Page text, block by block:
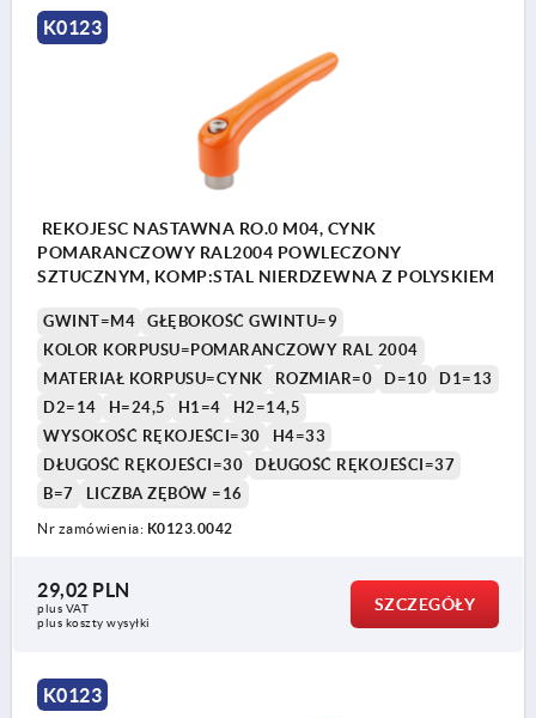
K0123
REKOJESC NASTAWNA RO.0 M04, CYNK
POMARANCZOWY RAL2004 POWLECZONY
SZTUCZNYM, KOMP:STAL NIERDZEWNA Z POLYSKIEM
GWINT=M4
GŁĘBOKOŚĆ GWINTU=9
KOLOR KORPUSU=POMARANCZOWY RAL 2004
MATERIAŁ KORPUSU=CYNK
ROZMIAR=0 D=10
D1=13
D2=14
H=24,5 H1=4
H2=14,5
WYSOKOŚĆ RĘKOJEŚCI=30
H4=33
DŁUGOŚĆ RĘKOJEŚCI=30
DŁUGOŚĆ RĘKOJEŚCI=37
B=7
LICZBA ZĘBÓW =16
Nr zamówienia: K0123.0042
29,02 PLN
plus VAT
plus koszty wysyłki
SZCZEGÓŁY
K0123